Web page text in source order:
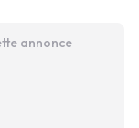
annonce